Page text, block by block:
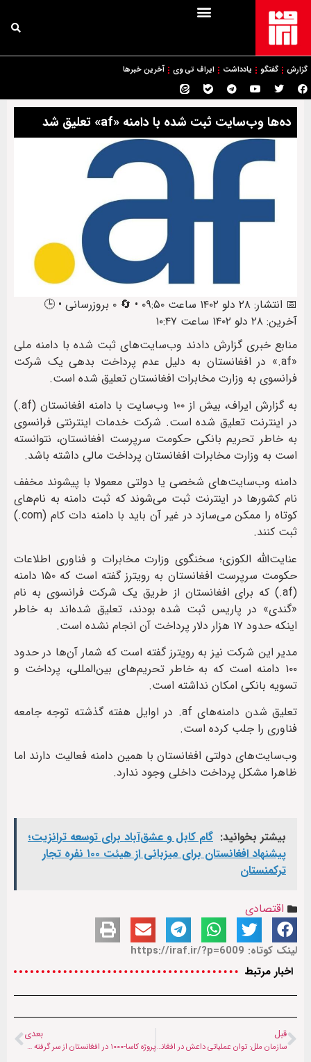
گزارش گفتگو یادداشت ایراف تی وی آخرین خبرها
ده‌ها وب‌سایت ثبت شده با دامنه «af» تعلیق شد
📅 انتشار: ۲۸ دلو ۱۴۰۲ ساعت ۰۹:۵۰ • 🔄 ۰ بروزرسانی • 🕒
آخرین: ۲۸ دلو ۱۴۰۲ ساعت ۱۰:۴۷
منابع خبری گزارش دادند وب‌سایت‌های ثبت شده با دامنه ملی
«af.» در افغانستان به دلیل عدم پرداخت بدهی یک شرکت
فرانسوی به وزارت مخابرات افغانستان تعلیق شده است.
به گزارش ایراف، بیش از ۱۰۰ وب‌سایت با دامنه افغانستان (af.)
در اینترنت تعلیق شده‌ است. شرکت خدمات اینترنتی فرانسوی
به خاطر تحریم‌ بانکی حکومت سرپرست افغانستان، نتوانسته
است به وزارت مخابرات افغانستان پرداخت مالی داشته باشد.
دامنه وب‌سایت‌های شخصی یا دولتی معمولا با پیشوند مخفف
نام کشورها در اینترنت ثبت می‌شوند که ثبت دامنه به نام‌های
کوتاه را ممکن می‌سازد در غیر آن باید با دامنه دات کام (com.)
ثبت کنند.
عنایت‌الله الکوزی؛ سخنگوی وزارت مخابرات و فناوری اطلاعات
حکومت سرپرست افغانستان به رویترز گفته است که ۱۵۰ دامنه
(af.) که برای افغانستان از طریق یک شرکت فرانسوی به نام
«گندی» در پاریس ثبت شده‌ بودند، تعلیق شده‌اند به خاطر
اینکه حدود ۱۷ هزار دلار پرداخت آن انجام نشده است.
مدیر این شرکت نیز به رویترز گفته است که شمار آن‌ها در حدود
۱۰۰ دامنه است که به خاطر تحریم‌های بین‌المللی، پرداخت و
تسویه بانکی امکان نداشته است.
تعلیق شدن دامنه‌های af. در اوایل هفته گذشته توجه جامعه
فناوری را جلب کرده است.
وب‌سایت‌های دولتی افغانستان با همین دامنه فعالیت دارند اما
ظاهرا مشکل پرداخت داخلی وجود ندارد.
بیشتر بخوانید: گام کابل و عشق‌آباد برای توسعه ترانزیت؛
پیشنهاد افغانستان برای میزبانی از هیئت ۱۰۰ نفره تجار
ترکمنستان
اقتصادی
لینک کوتاه: https://iraf.ir/?p=6009
اخبار مرتبط
قبل
سازمان ملل: توان عملیاتی داعش در افغانستان مختل شده است
بعدی
پروژه کاسا-۱۰۰۰ در افغانستان از سر گرفته می‌شود